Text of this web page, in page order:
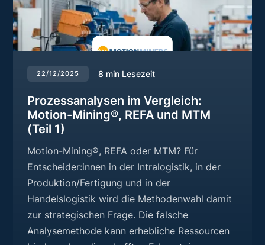
22/12/2025 8 min Lesezeit
Prozessanalysen im Vergleich:
Motion-Mining®, REFA und MTM
(Teil 1)
Motion-Mining®, REFA oder MTM? Für
Entscheider:innen in der Intralogistik, in der
Produktion/Fertigung und in der
Handelslogistik wird die Methodenwahl damit
zur strategischen Frage. Die falsche
Analysemethode kann erhebliche Ressourcen